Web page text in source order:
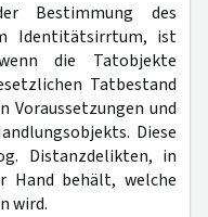
Bestimmung des
Identitätsirrtum, ist
die Tatobjekte
Tatbestand
Voraussetzungen und
Diese
Distanzdelikten, in
Hand behält, welche
wird.